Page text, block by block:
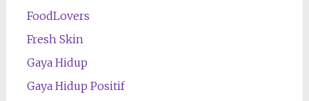
FoodLovers
Fresh Skin
Gaya Hidup
Gaya Hidup Positif